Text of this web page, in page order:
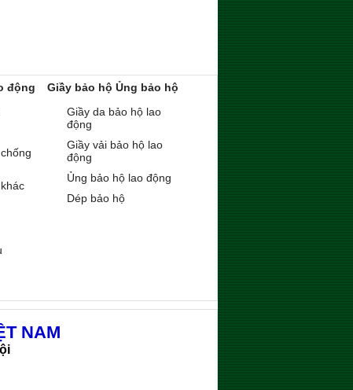
động
Giầy bảo hộ Ủng bảo hộ
Giầy da bảo hộ lao
động
Giầy vải bảo hộ lao
động
Ủng bảo hộ lao động
Dép bảo hộ
NAM